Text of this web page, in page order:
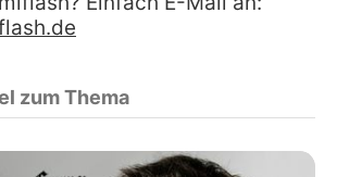
zum Thema